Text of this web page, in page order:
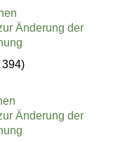
Änderung der
394)
Änderung der